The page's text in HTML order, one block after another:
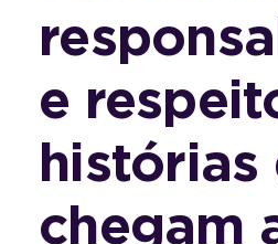
e
histórias
chegam